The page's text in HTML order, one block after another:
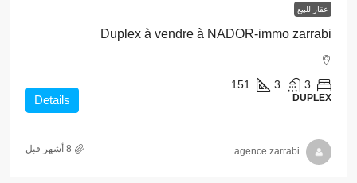
عقار للبيع
Duplex à vendre à NADOR-immo zarrabi
3
3
151
DUPLEX
Details
agence zarrabi